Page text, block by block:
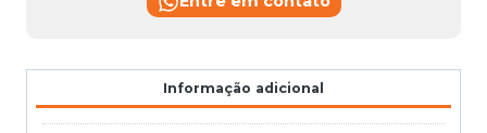
Informação adicional